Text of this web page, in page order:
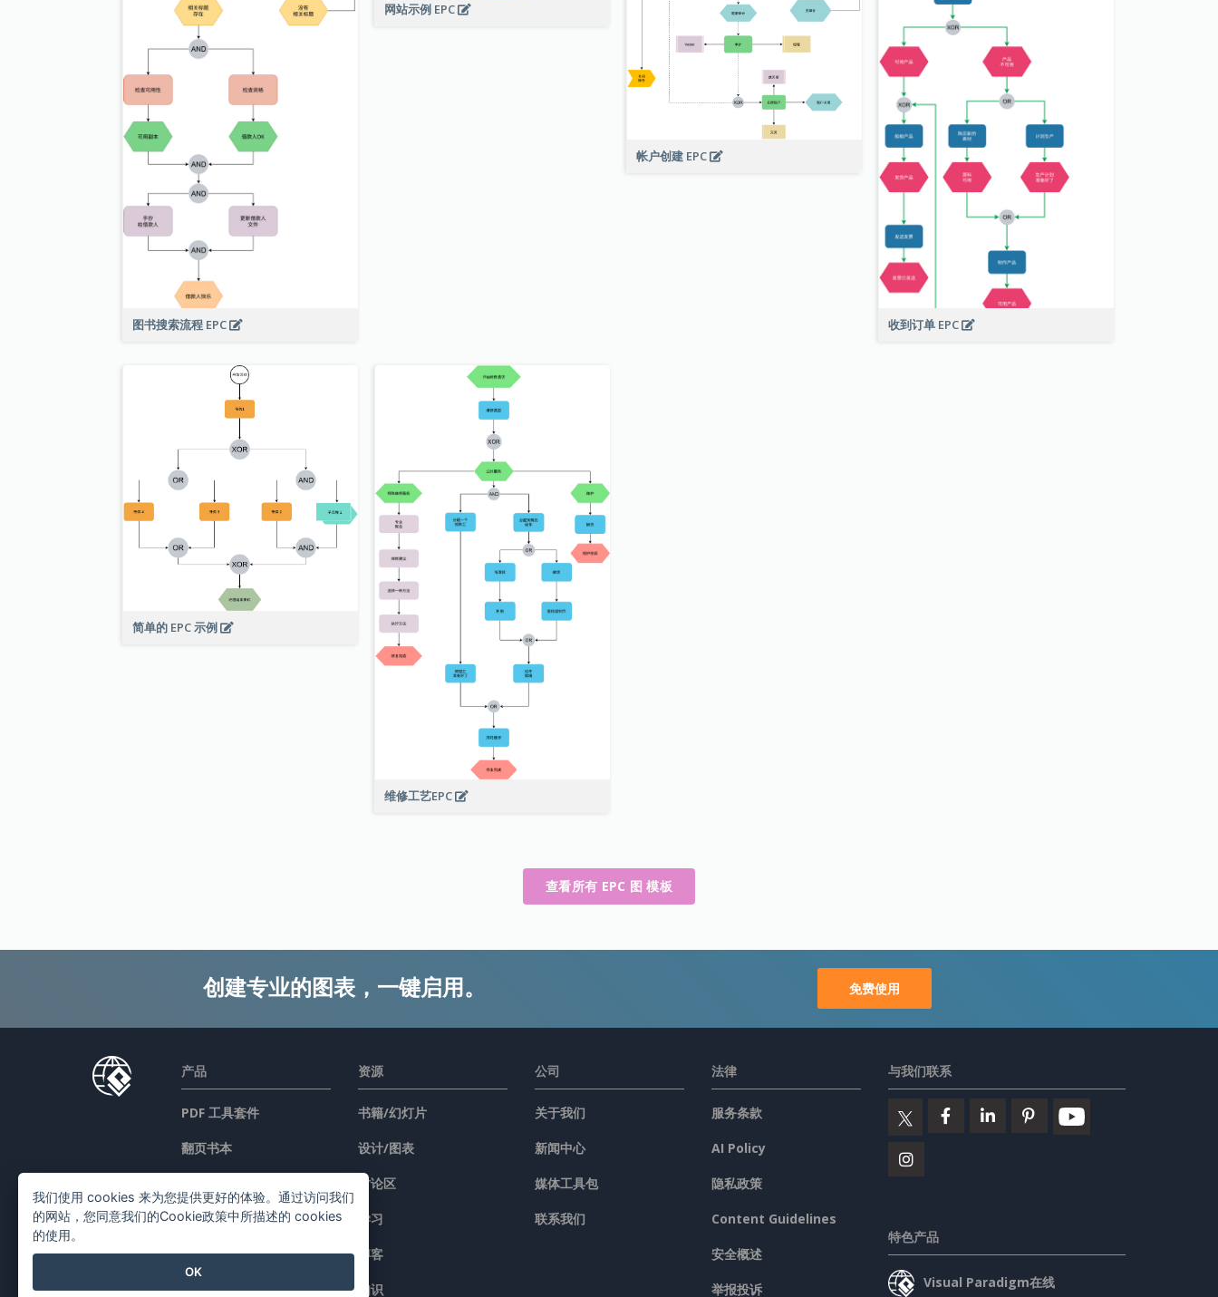
图书搜索流程 EPC
网站示例 EPC
帐户创建 EPC
收到订单 EPC
简单的 EPC 示例
维修工艺EPC
查看所有 EPC 图 模板
创建专业的图表，一键启用。 免费使用
产品
PDF 工具套件
翻页书本
设计工具
文档编辑器
簡報製作工具
资源
书籍/幻灯片
设计/图表
讨论区
学习
博客
知识
公司
关于我们
新闻中心
媒体工具包
联系我们
法律
服务条款
AI Policy
隐私政策
Content Guidelines
安全概述
举报投诉
与我们联系
特色产品
Visual Paradigm在线
我们使用 cookies 来为您提供更好的体验。通过访问我们
的网站，您同意我们的Cookie政策中所描述的 cookies
的使用。
OK